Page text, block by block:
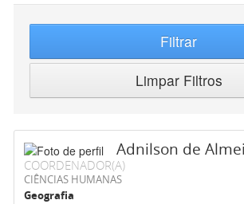
Filtrar
Limpar Filtros
Adnilson de
COORDENADOR(A)
CIÊNCIAS HUMANAS
Geografia